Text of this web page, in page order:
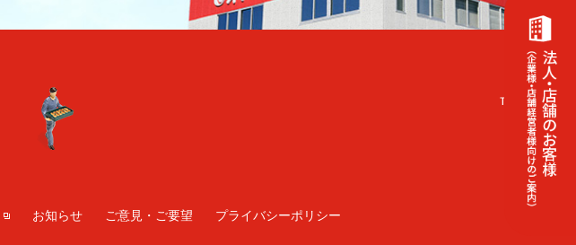
お知らせ ご意見・ご要望 プライバシーポリシー